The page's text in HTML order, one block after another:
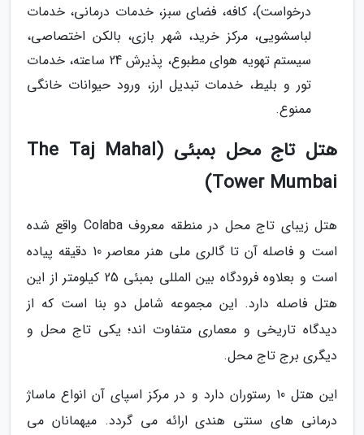
درخواست)، کافه، فضای سبز، خدمات درمانی، خدمات
لباسشویی، مرکز خرید، شهر بازی، بالکن اختصاصی،
سیستم تهویه هوای مطبوع، پذیرش 24 ساعته، خدمات
تور و بلیط، خدمات تبدیل ارز، ورود حیوانات خانگی
ممنوع.
هتل تاج محل بمبئی (The Taj Mahal
Tower Mumbai)
هتل زیبای تاج محل در منطقه معروف Colaba واقع شده
است و فاصله آن تا گالری ملی هنر معاصر 10 دقیقه پیاده
است و بعلاوه فرودگاه بین المللی بمبئی 25 کیلومتر از این
هتل فاصله دارد. این مجموعه شامل دو بنا است که از
دیدگاه تاریخی و معماری متفاوت اند؛ یکی تاج محل و
دیگری برج تاج محل.
این هتل 10 رستوران دارد و در مرکز اسپای آن انواع ماساژ
درمانی های سنتی هندی ارائه می گردد. میهمانان می